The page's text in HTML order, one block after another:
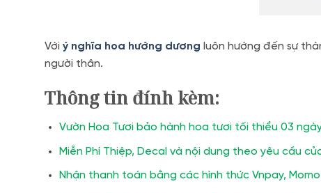
Với ý nghĩa hoa hướng dương luôn hướng đến sự
người thân.
Thông tin đính kèm:
Vườn Hoa Tươi bảo hành hoa tươi tối thiểu 03
Miễn Phí Thiệp, Decal và nội dung theo yêu cầu
Nhận thanh toán bằng các hình thức Vnpay,